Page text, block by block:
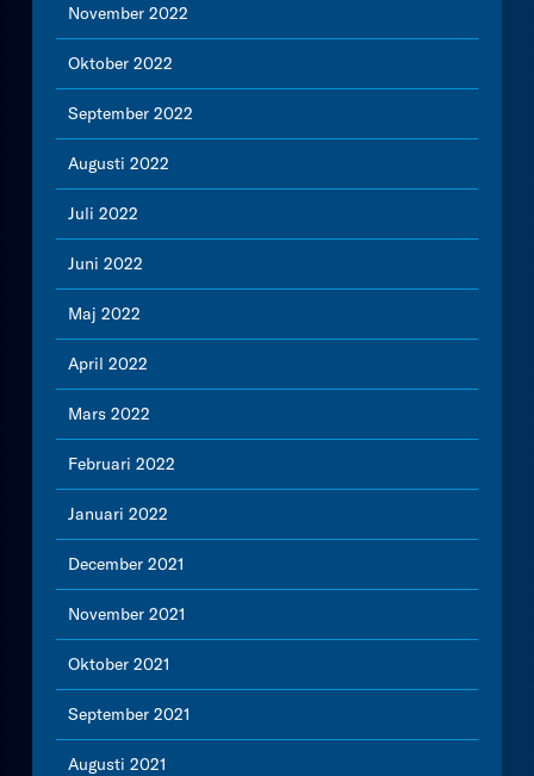
November 2022
Oktober 2022
September 2022
Augusti 2022
Juli 2022
Juni 2022
Maj 2022
April 2022
Mars 2022
Februari 2022
Januari 2022
December 2021
November 2021
Oktober 2021
September 2021
Augusti 2021